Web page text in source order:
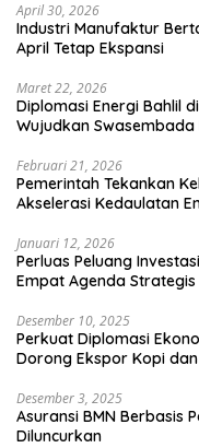
April 30, 2026
Industri Manufaktur
April Tetap Ekspansi
Maret 22, 2026
Diplomasi Energi Bahlil
Wujudkan Swasembada
Februari 21, 2026
Pemerintah Tekankan
Akselerasi Kedaulatan
Januari 12, 2026
Perluas Peluang
Empat Agenda Strategis
Desember 10, 2025
Perkuat Diplomasi
Dorong Ekspor Kopi
Desember 3, 2025
Asuransi BMN Berbasis
Diluncurkan